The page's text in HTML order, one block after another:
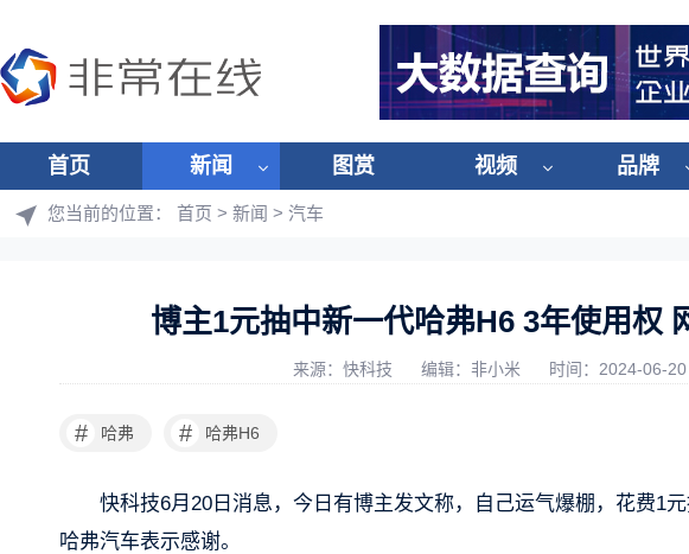
首页 新闻 图赏 视频 品牌
您当前的位置： 首页 > 新闻 > 汽车
博主1元抽中新一代哈弗H6 3年使用权
来源：快科技 编辑：非小米 时间：2024-06-
# 哈弗 # 哈弗H6
快科技6月20日消息，今日有博主发文称，自己运气爆棚，花费1
哈弗汽车表示感谢。